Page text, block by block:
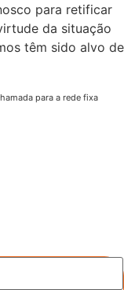
para retificar
da situação
têm sido alvo de
para a rede fixa